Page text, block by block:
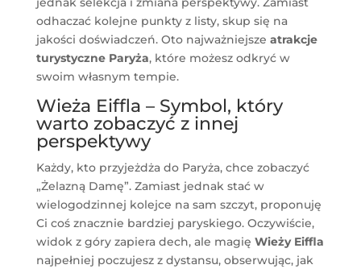
odhaczać kolejne punkty z listy, skup się na
jakości doświadczeń. Oto najważniejsze atrakcje
turystyczne Paryża, które możesz odkryć w
swoim własnym tempie.
Wieża Eiffla – Symbol, który
warto zobaczyć z innej
perspektywy
Każdy, kto przyjeżdża do Paryża, chce zobaczyć
„Żelazną Damę”. Zamiast jednak stać w
wielogodzinnej kolejce na sam szczyt, proponuję
Ci coś znacznie bardziej paryskiego. Oczywiście,
widok z góry zapiera dech, ale magię Wieży Eiffla
najpełniej poczujesz z dystansu, obserwując, jak